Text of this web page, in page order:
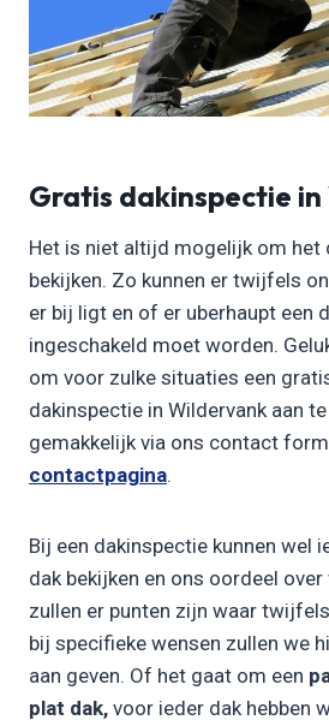
Gratis dakinspectie
Het is niet altijd mogelijk om het
bekijken. Zo kunnen er twijfels
er bij ligt en of er uberhaupt een
ingeschakeld moet worden.
om voor zulke situaties een
dakinspectie in Wildervank aan
gemakkelijk via ons contact
contactpagina.
Bij een dakinspectie kunnen wel
dak bekijken en ons oordeel
zullen er punten zijn waar
bij specifieke wensen zullen we
aan geven. Of het gaat om een
plat dak, voor ieder dak hebben